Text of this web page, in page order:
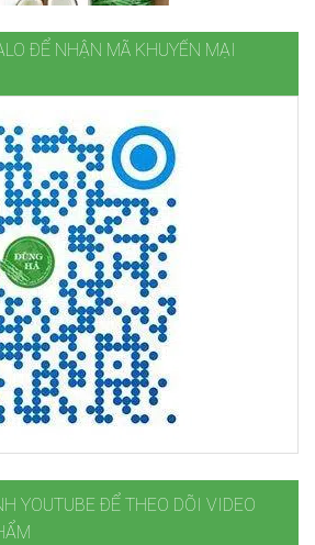
ĐỂ NHẬN MÃ KHUYẾN MẠI
YOUTUBE ĐỂ THEO DÕI VIDEO